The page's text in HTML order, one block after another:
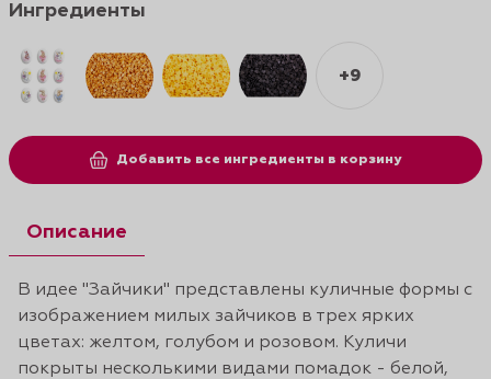
Ингредиенты
+9
Добавить все ингредиенты в корзину
Описание
В идее "Зайчики" представлены куличные формы с
изображением милых зайчиков в трех ярких
цветах: желтом, голубом и розовом. Куличи
покрыты несколькими видами помадок - белой,